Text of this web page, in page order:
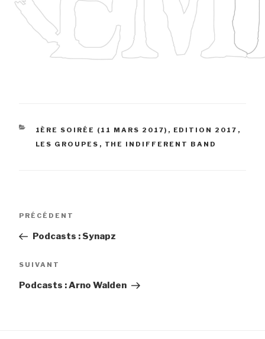
CATÉGORIES
1ÈRE SOIRÉE (11 MARS 2017) , EDITION 2017 ,
LES GROUPES , THE INDIFFERENT BAND
l’article
Article
PRÉCÉDENT
Podcasts : Synapz
Article
SUIVANT
Podcasts : Arno Walden